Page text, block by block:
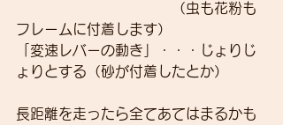
（虫も花粉も
フレームに付着します）
「変速レバーの動き」・・・じょりじ
ょりとする（砂が付着したとか）
長距離を走ったら全てあてはまるかも